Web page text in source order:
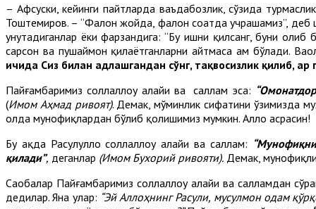
– Афсуски, кейинги пайтларда ваъдабозлик, сўзида
Тоштемиров. – “Фалон жойда, фалон соатда учрашамиз”, деб
унутадиганлар ёки фарзандига: “Бу ишни қилсанг, буни
сарсон ва пушаймон қилаётганларни айтмаса ҳам бўлади.
ичида Сиз билан аҳдлашгандан сўнг, тақвосизлик қилиб,
Пайғамбаримиз соллаллоҳу алайҳи ва саллам эса:
(Имом Аҳмад ривоят). Демак, мўминлик сифатини ўзимизда
ҳолда мунофиқлардан бўлиб қолишимиз мумкин. Аллоҳ асрасин!
Бу ҳақда Расулуллоҳ соллаллоҳу алайҳи ва саллам:
қилади”, деганлар (Имом Бухорий ривояти). Демак,
Саҳобалар Пайғамбаримиз соллаллоҳу алайҳи ва салламдан
дедилар. Яна улар: “Эй Аллоҳнинг Расули, мусулмон одам